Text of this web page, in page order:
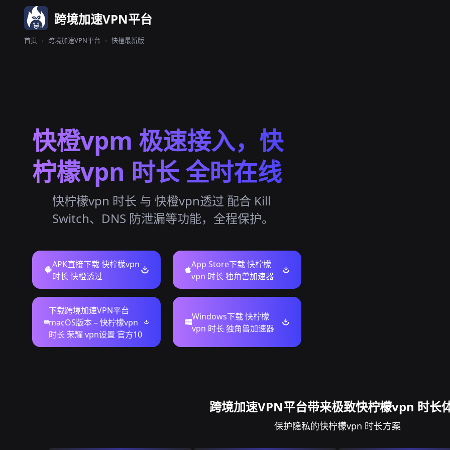
跨境加速VPN平台
首页 › 跨境加速VPN平台 › 快橙最新版
快橙vpm 极速接入，快
柠檬vpn 时长 全时在线
快柠檬vpn 时长 与 快橙vpn透过 配合 Kill
Switch、DNS 防泄漏等功能，全程保护。
APK直接下载 快柠檬vpn
时长 快橙透过
App Store下载 快柠檬
vpn 时长 独角兽加速器
下载跨境加速VPN平台
macOS版本 – 快柠檬vpn
时长 荣耀 vpn设置 官方10
Windows下载 快柠檬
vpn 时长 独角兽加速器
跨境加速VPN平台带来极致快柠檬vpn 时长
保护隐私的快柠檬vpn 时长方案